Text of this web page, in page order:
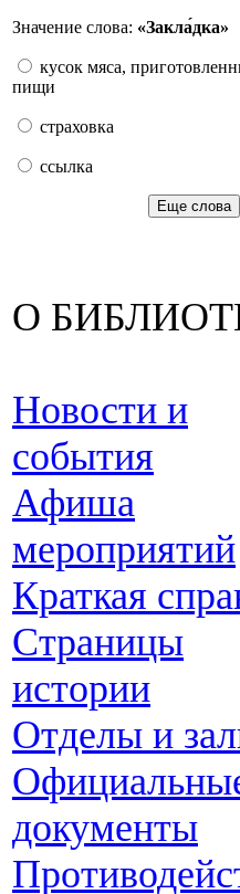
Значение слова: «Закла́дка»
кусок мяса,
пищи
страховка
ссылка
Еще слова
О
Новости и
события
Афиша
мероприятий
Краткая
Страницы
истории
Отделы и
документы